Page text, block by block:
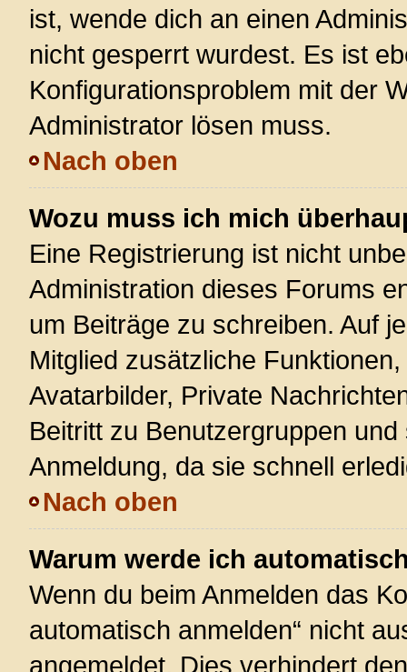
ist, wende dich an einen
nicht gesperrt wurdest. Es ist
Konfigurationsproblem mit der
Administrator lösen muss.
Nach oben
Wozu muss ich mich
Eine Registrierung ist nicht
Administration dieses Forums
um Beiträge zu schreiben. Auf
Mitglied zusätzliche
Avatarbilder, Private
Beitritt zu Benutzergruppen
Anmeldung, da sie schnell
Nach oben
Warum werde ich
Wenn du beim Anmelden das
automatisch anmelden“ nicht
angemeldet. Dies verhindert